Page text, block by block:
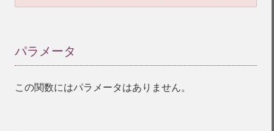
パラメータ
この関数にはパラメータはありません。